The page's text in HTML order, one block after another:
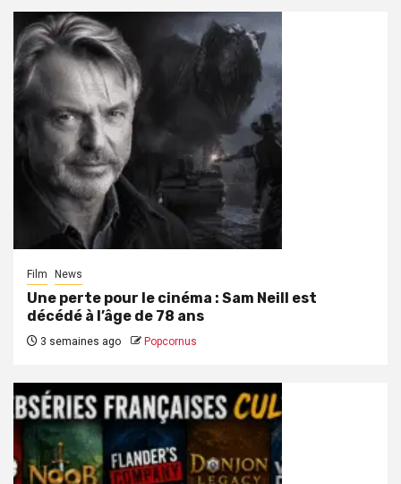
Film News
Une perte pour le cinéma : Sam Neill est
décédé à l’âge de 78 ans
3 semaines ago Popcornus